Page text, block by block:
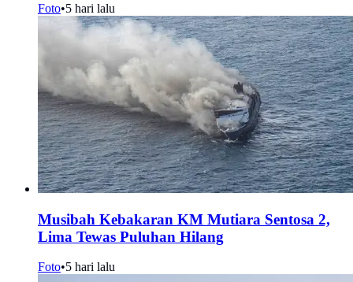
Foto•5 hari lalu
Musibah Kebakaran KM Mutiara Sentosa 2,
Lima Tewas Puluhan Hilang
Foto•5 hari lalu